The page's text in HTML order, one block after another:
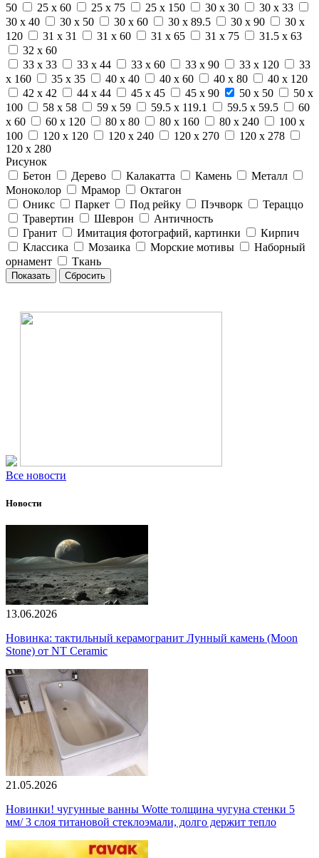
50
25 x 60 25 x 75 25 x 150 30 x 30
30 x 33
30 x 40
30 x 50 30 x 60 30 x 89.5 30 x 90
30 x
120
31 x 31 31 x 60 31 x 65 31 x 75
31.5 x 63
32 x 60
33 x 33
33 x 44 33 x 60 33 x 90 33 x 120
33
x 160
35 x 35 40 x 40 40 x 60 40 x 80
40 x 120
42 x 42
44 x 44 45 x 45 45 x 90 50 x 50
50 x
100
58 x 58 59 x 59 59.5 x 119.1 59.5 x 59.5
60
x 60
60 x 120 80 x 80 80 x 160 80 x 240
100 x
100
120 x 120 120 x 240 120 x 270
120 x 278
120 x 280
Рисунок
Бетон
Дерево Калакатта Камень
Металл
Моноколор
Мрамор
Октагон
Оникс
Паркет Под рейку Пэчворк
Тераццо
Травертин
Шеврон
Античность
Гранит
Имитация фотографий, картинки
Кирпич
Классика
Мозаика Морские мотивы
Наборный
орнамент
Ткань
Все новости
Новости
13.06.2026
Новинка: тактильный керамогранит Лунный камень (Moon
Stone) от NT Ceramic
21.05.2026
Новинки! чугунные ванны Wotte толщина чугуна стенки 5
мм/ 3 слоя титановой стеклоэмали, долго держит тепло